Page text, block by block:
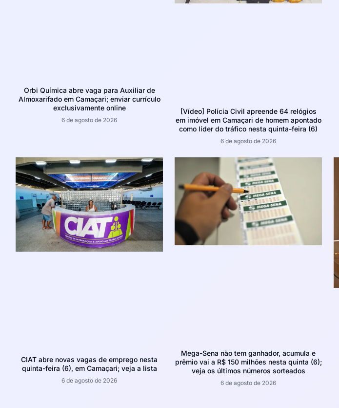
Orbi Química abre vaga para Auxiliar de
Almoxarifado em Camaçari; enviar currículo
exclusivamente online
6 de agosto de 2026
[Vídeo] Polícia Civil apreende 64 relógios
em imóvel em Camaçari de homem apontado
como líder do tráfico nesta quinta-feira (6)
6 de agosto de 2026
CIAT abre novas vagas de emprego nesta
quinta-feira (6), em Camaçari; veja a lista
6 de agosto de 2026
Mega-Sena não tem ganhador, acumula e
prêmio vai a R$ 150 milhões nesta quinta (6);
veja os últimos números sorteados
6 de agosto de 2026